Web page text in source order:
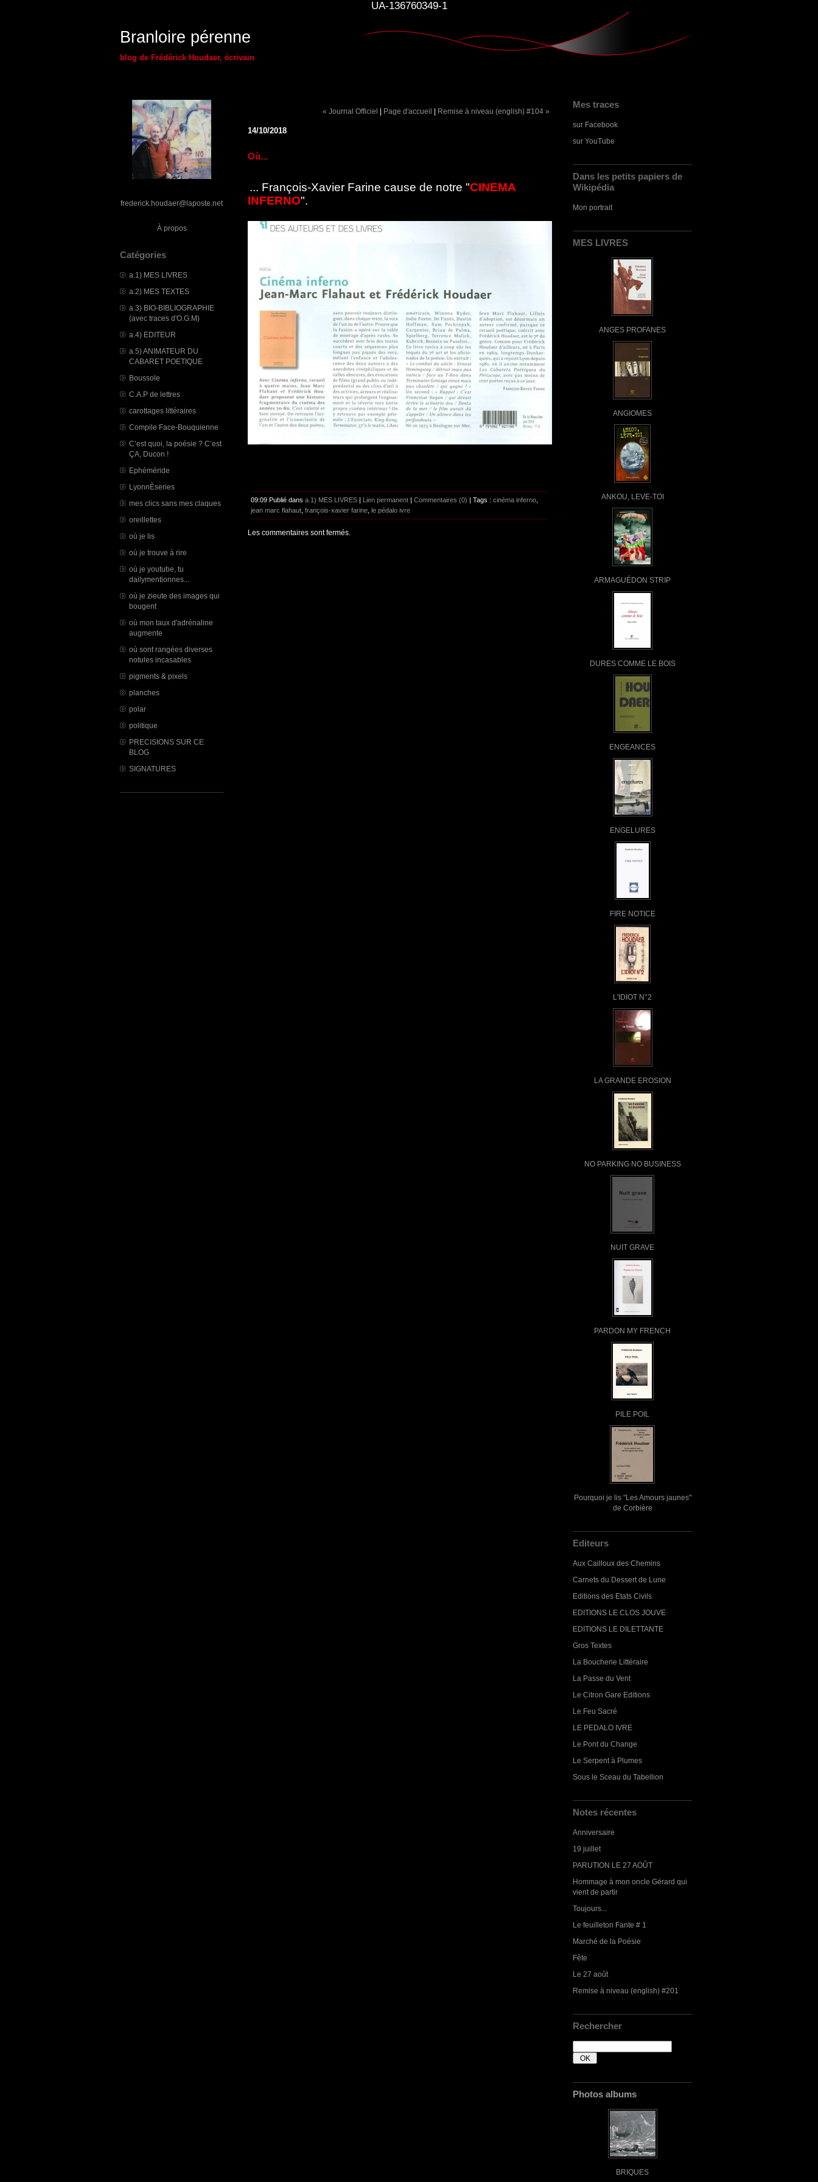
UA-136760349-1
Branloire pérenne
blog de Frédérick Houdaer, écrivain
frederick.houdaer@laposte.net
À propos
Catégories
a.1) MES LIVRES
a.2) MES TEXTES
a.3) BIO-BIBLIOGRAPHIE
(avec traces d'O.G.M)
a.4) EDITEUR
a.5) ANIMATEUR DU
CABARET POETIQUE
Boussole
C.A.P de lettres
carottages littéraires
Compile Face-Bouquienne
C’est quoi, la poésie ? C’est
ÇA, Ducon !
Ephéméride
LyonnÈseries
mes clics sans mes claques
oreillettes
où je lis
où je trouve à rire
où je youtube, tu
dailymentionnes...
où je zieute des images qui
bougent
où mon taux d'adrénaline
augmente
où sont rangées diverses
notules incasables
pigments & pixels
planches
polar
politique
PRECISIONS SUR CE
BLOG
SIGNATURES
Mes traces
sur Facebook
sur YouTube
Dans les petits papiers de
Wikipédia
Mon portrait
MES LIVRES
ANGES PROFANES
ANGIOMES
ANKOU, LEVE-TOI
ARMAGUÉDON STRIP
DURES COMME LE BOIS
ENGEANCES
ENGELURES
FIRE NOTICE
L'IDIOT N°2
LA GRANDE EROSION
NO PARKING NO BUSINESS
NUIT GRAVE
PARDON MY FRENCH
PILE POIL
Pourquoi je lis "Les Amours jaunes"
de Corbière
Editeurs
Aux Cailloux des Chemins
Carnets du Dessert de Lune
Editions des Etats Civils
EDITIONS LE CLOS JOUVE
EDITIONS LE DILETTANTE
Gros Textes
La Boucherie Littéraire
La Passe du Vent
Le Citron Gare Editions
Le Feu Sacré
LE PEDALO IVRE
Le Pont du Change
Le Serpent à Plumes
Sous le Sceau du Tabellion
Notes récentes
Anniversaire
19 juillet
PARUTION LE 27 AOÛT
Hommage à mon oncle Gérard qui
vient de partir
Toujours...
Le feuilleton Fante # 1
Marché de la Poésie
Fête
Le 27 août
Remise à niveau (english) #201
Rechercher
Photos albums
BRIQUES
« Journal Officiel | Page d'accueil | Remise à niveau (english) #104 »
14/10/2018
Où...
... François-Xavier Farine cause de notre "CINEMA
INFERNO".
09:09 Publié dans a.1) MES LIVRES Lien permanent Commentaires (0) | Tags : cinéma inferno,
jean marc flahaut, françois-xavier farine, le pédalo ivre
Les commentaires sont fermés.